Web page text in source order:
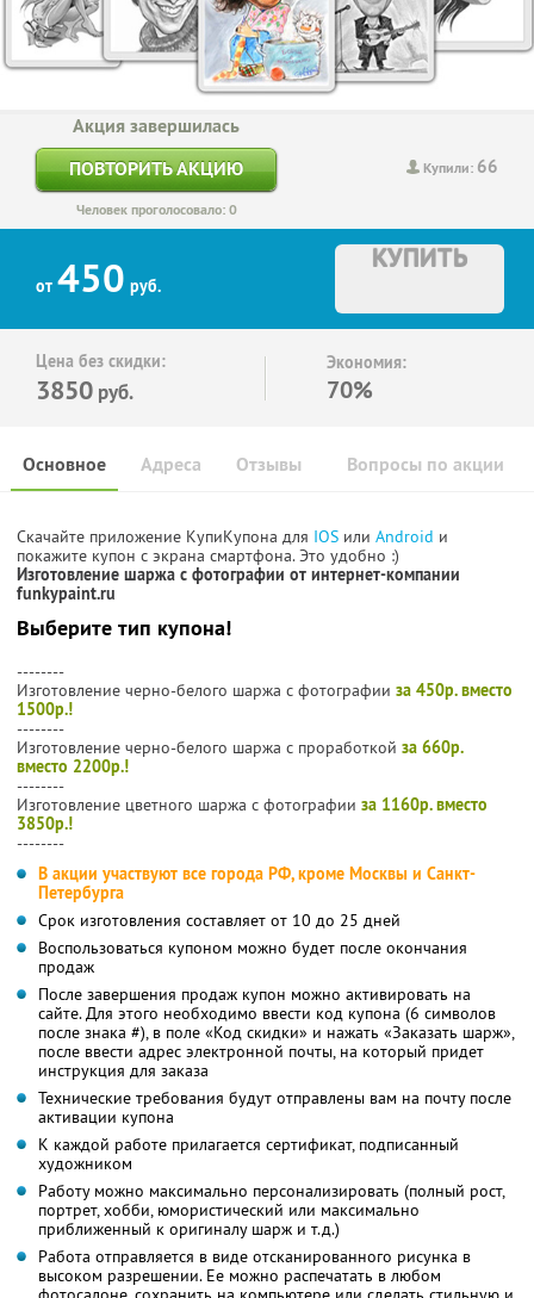
Купили: 66
Акция завершилась
ПОВТОРИТЬ АКЦИЮ
Человек проголосовало: 0
от 450 руб.
КУПИТЬ
Цена без скидки:
3850 руб.
Экономия:
70%
Основное Отзывы Вопросы по акции
Адреса
Скачайте приложение КупиКупона для IOS или Android и
покажите купон с экрана смартфона. Это удобно :)
Изготовление шаржа с фотографии от интернет-компании
funkypaint.ru
Выберите тип купона!
--------
Изготовление черно-белого шаржа с фотографии за 450р. вместо
1500р.!
--------
Изготовление черно-белого шаржа с проработкой за 660р.
вместо 2200р.!
--------
Изготовление цветного шаржа с фотографии за 1160р. вместо
3850р.!
--------
В акции участвуют все города РФ, кроме Москвы и Санкт-
Петербурга
Срок изготовления составляет от 10 до 25 дней
Воспользоваться купоном можно будет после окончания
продаж
После завершения продаж купон можно активировать на
сайте. Для этого необходимо ввести код купона (6 символов
после знака #), в поле «Код скидки» и нажать «Заказать шарж»,
после ввести адрес электронной почты, на который придет
инструкция для заказа
Технические требования будут отправлены вам на почту после
активации купона
К каждой работе прилагается сертификат, подписанный
художником
Работу можно максимально персонализировать (полный рост,
портрет, хобби, юмористический или максимально
приближенный к оригиналу шарж и т.д.)
Работа отправляется в виде отсканированного рисунка в
высоком разрешении. Ее можно распечатать в любом